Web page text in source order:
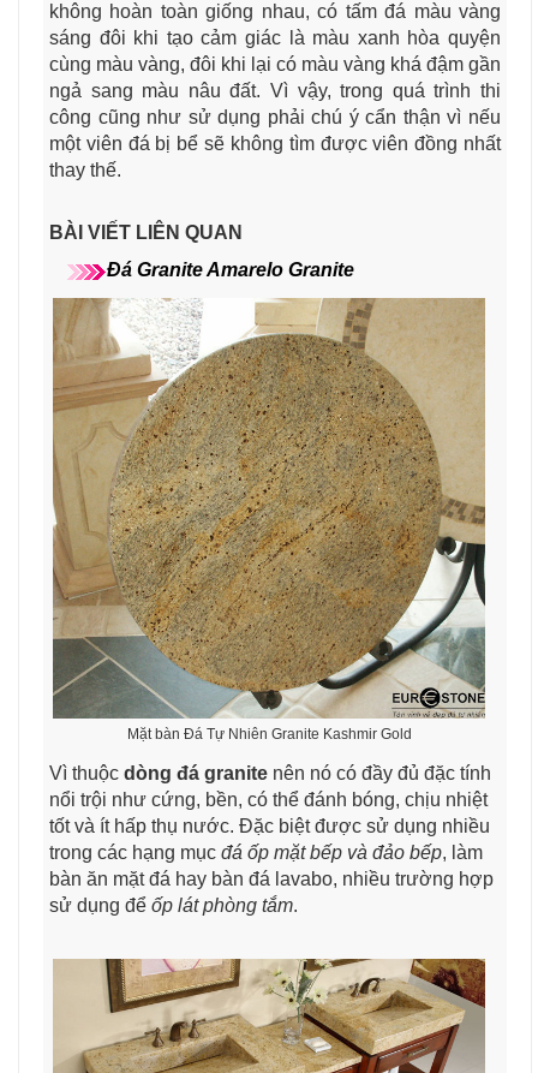
không hoàn toàn giống nhau, có tấm đá màu vàng
sáng đôi khi tạo cảm giác là màu xanh hòa quyện
cùng màu vàng, đôi khi lại có màu vàng khá đậm gần
ngả sang màu nâu đất. Vì vậy, trong quá trình thi
công cũng như sử dụng phải chú ý cẩn thận vì nếu
một viên đá bị bể sẽ không tìm được viên đồng nhất
thay thế.
BÀI VIẾT LIÊN QUAN
Đá Granite Amarelo Granite
Mặt bàn Đá Tự Nhiên Granite Kashmir Gold
Vì thuộc dòng đá granite nên nó có đầy đủ đặc tính
nổi trội như cứng, bền, có thể đánh bóng, chịu nhiệt
tốt và ít hấp thụ nước. Đặc biệt được sử dụng nhiều
trong các hạng mục đá ốp mặt bếp và đảo bếp, làm
bàn ăn mặt đá hay bàn đá lavabo, nhiều trường hợp
sử dụng để ốp lát phòng tắm.